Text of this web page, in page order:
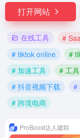
打开网站
在线工具 #
# tiktok online
#
# 加速工具
# 工具
# 抖音视频下载
#
# 跨境电商
ProBoost达人建联